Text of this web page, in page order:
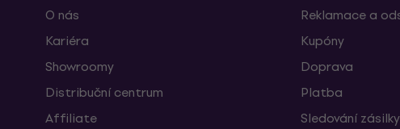
O nás
Kariéra
Showroomy
Distribuční centrum
Affiliate
Reklamace a
Kupóny
Doprava
Platba
Sledování zásilky